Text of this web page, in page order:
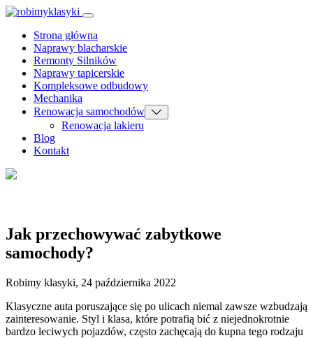
Strona główna
Naprawy blacharskie
Remonty Silników
Naprawy tapicerskie
Kompleksowe odbudowy
Mechanika
Renowacja samochodów
Renowacja lakieru
Blog
Kontakt
Jak przechowywać zabytkowe
samochody?
Robimy klasyki, 24 października 2022
Klasyczne auta poruszające się po ulicach niemal zawsze wzbudzają
zainteresowanie. Styl i klasa, które potrafią bić z niejednokrotnie
bardzo leciwych pojazdów, często zachęcają do kupna tego rodzaju